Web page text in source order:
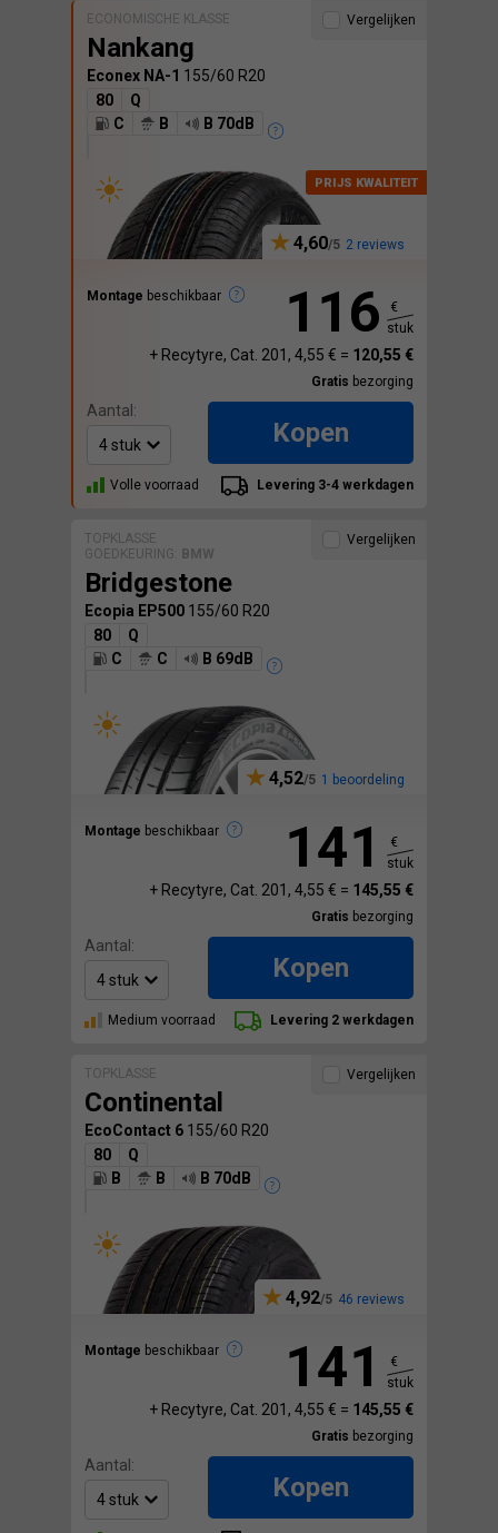
ECONOMISCHE KLASSE
Nankang
Econex NA-1 155/60 R20
80
Q
C
B B 70dB
4,60 2 reviews
Montage beschikbaar
Vergelijken
116
€
stuk
+ Recytyre, Cat. 201, 4,55 € = 120,55 €
Gratis bezorging
Aantal:
Kopen
Volle voorraad Levering 3-4 werkdagen
TOPKLASSE
GOEDKEURING:
BMW
Bridgestone
Ecopia EP500 155/60 R20
80
Q
C
C B 69dB
4,52 1 beoordeling
Montage beschikbaar
Vergelijken
141
€
stuk
+ Recytyre, Cat. 201, 4,55 € = 145,55 €
Gratis bezorging
Aantal:
Kopen
Medium voorraad Levering 2 werkdagen
TOPKLASSE
Continental
EcoContact 6 155/60 R20
80
Q
B
B B 70dB
4,92 46 reviews
Montage beschikbaar
Vergelijken
141
€
stuk
+ Recytyre, Cat. 201, 4,55 € = 145,55 €
Gratis bezorging
Aantal:
Kopen